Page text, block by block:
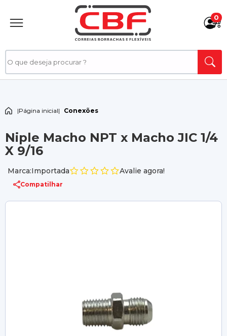
0
|Página inicial| Conexões
Niple Macho NPT x Macho JIC 1/4
X 9/16
Marca:Importada Avalie agora!
Compatilhar